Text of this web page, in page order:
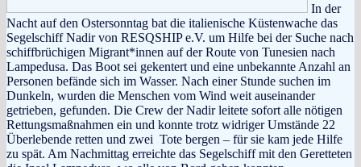
In der
Nacht auf den Ostersonntag bat die italienische Küstenwache das
Segelschiff Nadir von RESQSHIP e.V. um Hilfe bei der Suche nach
schiffbrüchigen Migrant*innen auf der Route von Tunesien nach
Lampedusa. Das Boot sei gekentert und eine unbekannte Anzahl an
Personen befände sich im Wasser. Nach einer Stunde suchen im
Dunkeln, wurden die Menschen vom Wind weit auseinander
getrieben, gefunden. Die Crew der Nadir leitete sofort alle nötigen
Rettungsmaßnahmen ein und konnte trotz widriger Umstände 22
Überlebende retten und zwei Tote bergen – für sie kam jede Hilfe
zu spät. Am Nachmittag erreichte das Segelschiff mit den Geretteten